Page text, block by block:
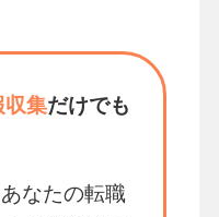
収集だけでも
なたの転職